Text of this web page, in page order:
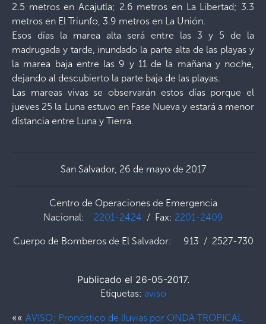
2.5 metros en Acajutla; 2.6 metros en La Libertad; 3.3
metros en El Triunfo, 3.9 metros en La Unión.
Esos días la marea alta será entre las 3 y 5 de la
madrugada y tarde, inundado la parte alta de las playas y
la marea baja entre las 9 y 11 de la mañana y noche,
dejando al descubierto la parte baja de las playas.
Las mareas vivas se observarán estos días porque el
jueves 25 la Luna estuvo en Fase Nueva y estará a menor
distancia entre Luna y Tierra.
San Salvador, 26 de mayo de 2017
Centro de Operaciones de Emergencia
Nacional: 2201-2424 / Fax: 2201-2409
Cuerpo de Bomberos de El Salvador: 913 / 2527-730
Publicado el 26-05-2017.
Etiquetas: aviso
«« AVISO: Pronóstico de lluvias por ONDA TROPICAL,